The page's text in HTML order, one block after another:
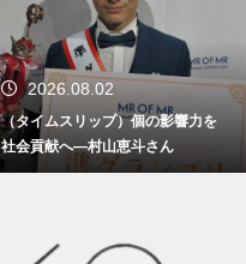
2026.08.02
（タイムスリップ）個の影響力を
社会貢献へ―村山恵斗さん